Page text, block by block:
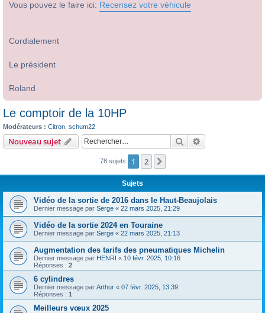
Vous pouvez le faire ici: Recensez votre véhicule
Cordialement
Le président
Roland
Le comptoir de la 10HP
Modérateurs : Citron schum22
Nouveau sujet Rechercher
78 sujets 1 2
Sujets
Vidéo de la sortie de 2016 dans le Haut-Beaujolais
Dernier message par Serge « 22 mars 2025, 21:29
Vidéo de la sortie 2024 en Touraine
Dernier message par Serge « 22 mars 2025, 21:13
Augmentation des tarifs des pneumatiques Michelin
Dernier message par HENRI « 10 févr. 2025, 10:16
Réponses : 2
6 cylindres
Dernier message par Arthur « 07 févr. 2025, 13:39
Réponses : 1
Meilleurs vœux 2025